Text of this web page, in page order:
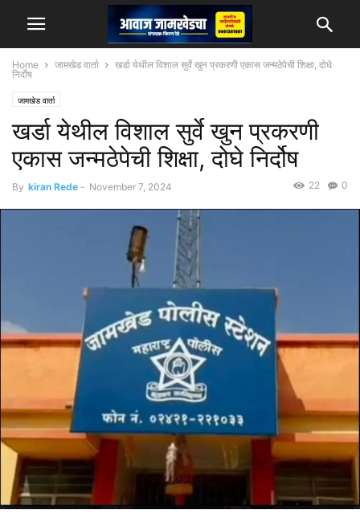
Home जामखेड वार्ता
खर्डा येथील विशाल सुर्वे खुन प्रकरणी एकास जन्मठेपेची शिक्षा, दोघे
निर्दोष
जामखेड वार्ता
खर्डा येथील विशाल सुर्वे खुन प्रकरणी
एकास जन्मठेपेची शिक्षा, दोघे निर्दोष
By kiran Rede - November 7, 2024 0
22